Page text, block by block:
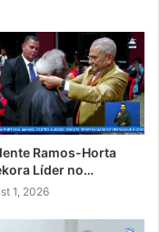
Ramos-Horta
Líder no…
1, 2026